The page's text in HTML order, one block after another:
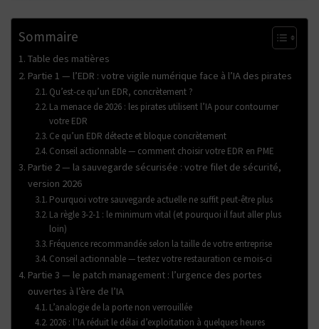
Sommaire
Table des matières
Partie 1 — l’EDR : votre vigile numérique face à l’IA des pirates
Qu’est-ce qu’un EDR, concrètement ?
La menace de 2026 : les pirates utilisent l’IA pour contourner
votre EDR
Ce qu’un EDR détecte et bloque concrètement
Conseil actionnable — comment choisir votre EDR en PME
Partie 2 — la sauvegarde sécurisée : votre filet de sécurité,
version 2026
Pourquoi votre sauvegarde actuelle ne suffit peut-être plus
La règle 3-2-1 : le minimum vital (et pourquoi il faut aller plus
loin)
Fréquence recommandée selon la taille de votre entreprise
Conseil actionnable — testez votre restauration ce mois-ci
Partie 3 — le patch management : l’urgence des portes
ouvertes à l’ère de l’IA
L’analogie de la porte non verrouillée
2026 : l’IA réduit le délai d’exploitation à quelques heures